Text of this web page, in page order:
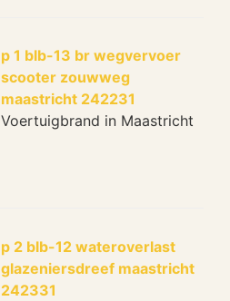
p 1 blb-13 br wegvervoer
scooter zouwweg
maastricht 242231
Voertuigbrand in Maastricht
p 2 blb-12 wateroverlast
glazeniersdreef maastricht
242331